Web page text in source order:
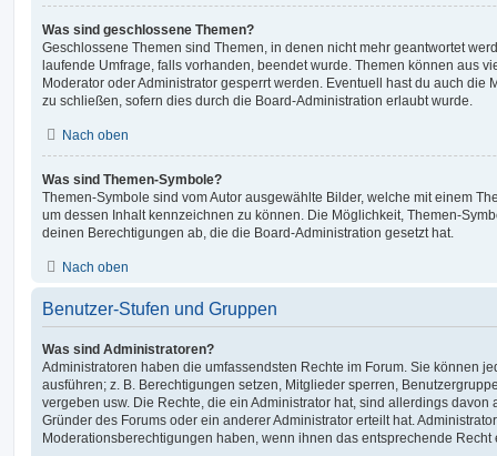
Was sind geschlossene Themen?
Geschlossene Themen sind Themen, in denen nicht mehr geantwortet
laufende Umfrage, falls vorhanden, beendet wurde. Themen können aus
Moderator oder Administrator gesperrt werden. Eventuell hast du auch die
zu schließen, sofern dies durch die Board-Administration erlaubt wurde.
Nach oben
Was sind Themen-Symbole?
Themen-Symbole sind vom Autor ausgewählte Bilder, welche mit einem
um dessen Inhalt kennzeichnen zu können. Die Möglichkeit, Themen-
deinen Berechtigungen ab, die die Board-Administration gesetzt hat.
Nach oben
Benutzer-Stufen und Gruppen
Was sind Administratoren?
Administratoren haben die umfassendsten Rechte im Forum. Sie können
ausführen; z. B. Berechtigungen setzen, Mitglieder sperren,
vergeben usw. Die Rechte, die ein Administrator hat, sind allerdings
Gründer des Forums oder ein anderer Administrator erteilt hat.
Moderationsberechtigungen haben, wenn ihnen das entsprechende Recht